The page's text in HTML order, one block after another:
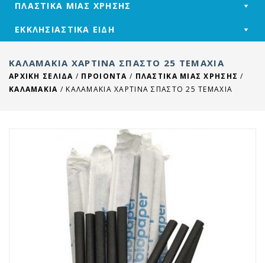
ΠΛΑΣΤΙΚΑ ΜΙΑΣ ΧΡΗΣΗΣ
ΕΚΚΛΗΣΙΑΣΤΙΚΑ ΕΙΔΗ
ΚΑΛΑΜΆΚΙΑ ΧΆΡΤΙΝΑ ΣΠΑΣΤΌ 25 ΤΕΜΆΧΙΑ
ΑΡΧΙΚΉ ΣΕΛΊΔΑ / ΠΡΟΙΟΝΤΑ / ΠΛΑΣΤΙΚΑ ΜΙΑΣ ΧΡΗΣΗΣ /
ΚΑΛΑΜΑΚΙΑ / ΚΑΛΑΜΆΚΙΑ ΧΆΡΤΙΝΑ ΣΠΑΣΤΌ 25 ΤΕΜΆΧΙΑ